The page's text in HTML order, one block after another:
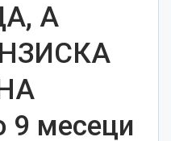
А
9 месеци